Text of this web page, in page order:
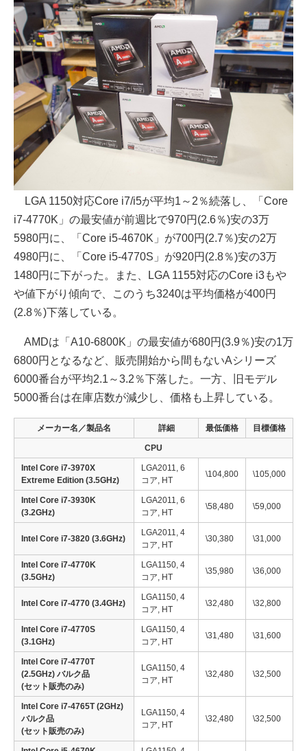
LGA 1150対応Core i7/i5が平均1～2％続落し、「Core
i7-4770K」の最安値が前週比で970円(2.6％)安の3万
5980円に、「Core i5-4670K」が700円(2.7％)安の2万
4980円に、「Core i5-4770S」が920円(2.8％)安の3万
1480円に下がった。また、LGA 1155対応のCore i3もや
や値下がり傾向で、このうち3240は平均価格が400円
(2.8％)下落している。
AMDは「A10-6800K」の最安値が680円(3.9％)安の1万
6800円となるなど、販売開始から間もないAシリーズ
6000番台が平均2.1～3.2％下落した。一方、旧モデル
5000番台は在庫店数が減少し、価格も上昇している。
メーカー名／製品名 詳細 最低価格 目標価格
CPU
Intel Core i7-3970X
Extreme Edition (3.5GHz)
LGA2011, 6
コア, HT
\104,800 \105,000
Intel Core i7-3930K
(3.2GHz)
LGA2011, 6
コア, HT
\58,480 \59,000
Intel Core i7-3820 (3.6GHz)
LGA2011, 4
コア, HT
\30,380 \31,000
Intel Core i7-4770K
(3.5GHz)
LGA1150, 4
コア, HT
\35,980 \36,000
Intel Core i7-4770 (3.4GHz)
LGA1150, 4
コア, HT
\32,480 \32,800
Intel Core i7-4770S
(3.1GHz)
LGA1150, 4
コア, HT
\31,480 \31,600
Intel Core i7-4770T
(2.5GHz) バルク品
(セット販売のみ)
LGA1150, 4
コア, HT
\32,480 \32,500
Intel Core i7-4765T (2GHz)
バルク品
(セット販売のみ)
LGA1150, 4
コア, HT
\32,480 \32,500